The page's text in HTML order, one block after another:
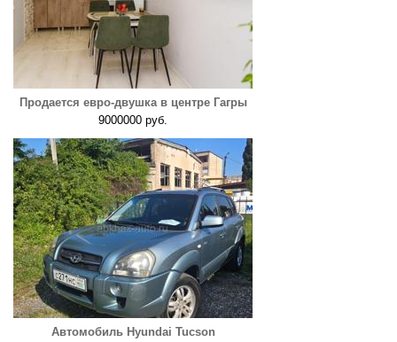
Продается евро-двушка в центре Гагры
9000000 руб.
Автомобиль Hyundai Tucson